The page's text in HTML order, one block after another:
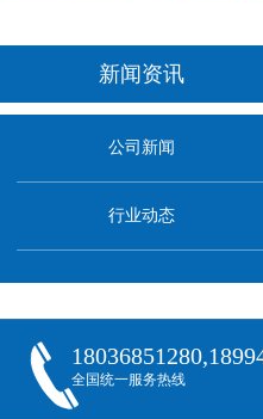
新闻资讯
公司新闻
行业动态
全国统一服务热线